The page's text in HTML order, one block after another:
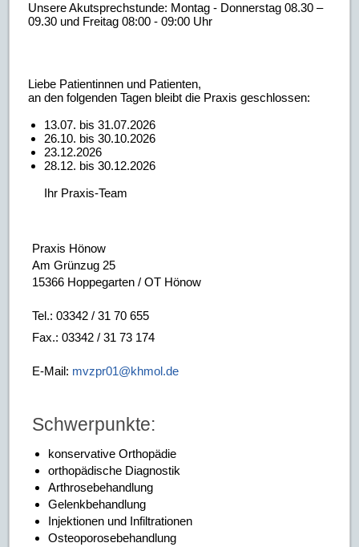
Unsere Akutsprechstunde: Montag - Donnerstag 08.30 –
09.30 und Freitag 08:00 - 09:00 Uhr
Liebe Patientinnen und Patienten,
an den folgenden Tagen bleibt die Praxis geschlossen:
13.07. bis 31.07.2026
26.10. bis 30.10.2026
23.12.2026
28.12. bis 30.12.2026
Ihr Praxis-Team
Praxis Hönow
Am Grünzug 25
15366 Hoppegarten / OT Hönow
Tel.: 03342 / 31 70 655
Fax.: 03342 / 31 73 174
E-Mail: mvzpr01@khmol.de
Schwerpunkte:
konservative Orthopädie
orthopädische Diagnostik
Arthrosebehandlung
Gelenkbehandlung
Injektionen und Infiltrationen
Osteoporosebehandlung